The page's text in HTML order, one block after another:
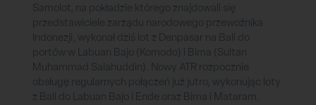
Samolot, na pokładzie którego znajdowali się
przedstawiciele zarządu narodowego przewoźnika
Indonezji, wykonał dziś lot z Denpasar na Bali do
portów w Labuan Bajo (Komodo) i Bima (Sultan
Muhammad Salahuddin). Nowy ATR rozpocznie
obsługę regularnych połączeń już jutro, wykonując loty
z Bali do Labuan Bajo i Ende oraz Bima i Mataram.